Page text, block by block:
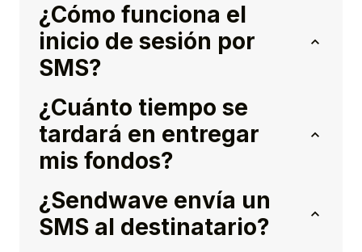
¿Cómo funciona el
inicio de sesión por
SMS?
¿Cuánto tiempo se
tardará en entregar
mis fondos?
¿Sendwave envía un
SMS al destinatario?